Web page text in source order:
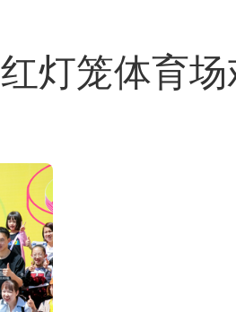
红灯笼体育